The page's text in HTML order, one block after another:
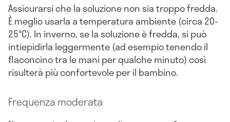
Assicurarsi che la soluzione non sia troppo fredda.
È meglio usarla a temperatura ambiente (circa 20-
25°C). In inverno, se la soluzione è fredda, si può
intiepidirla leggermente (ad esempio tenendo il
flaconcino tra le mani per qualche minuto) così
risulterà più confortevole per il bambino.
Frequenza moderata